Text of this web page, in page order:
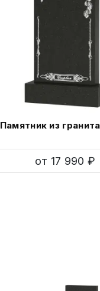
Памятник из
от 17 990 ₽